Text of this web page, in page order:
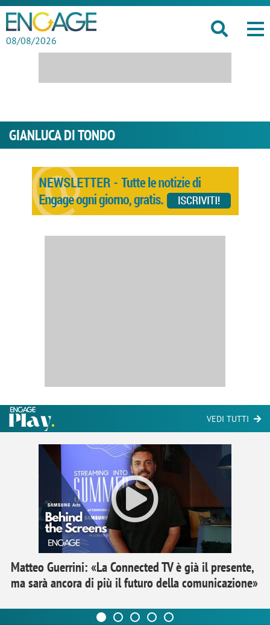
08/08/2026
GIANLUCA DI TONDO
VEDI TUTTI
Matteo Guerrini: «La Connected TV è già il presente,
ma sarà ancora di più il futuro della comunicazione»